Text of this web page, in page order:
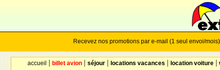
Recevez nos promotions par e-mail (1 seul envoi/mois)
accueil | billet avion| séjour| locations vacances | location voiture|